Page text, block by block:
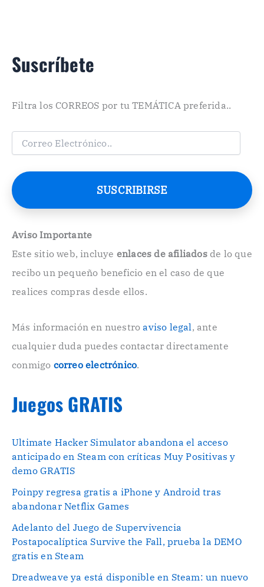
Suscríbete
Filtra los CORREOS por tu TEMÁTICA preferida..
C
e
o
e
t
ó
n
o
.
SUSCRIBIRSE
Aviso Importante
Este sitio web, incluye enlaces de afiliadosde lo que
recibo un pequeño beneficio en el caso de que
realices compras desde ellos.
Más información en nuestroaviso legal , ante
cualquier duda puedes contactar directamente
conmigo correo electrónico.
Juegos GRATIS
Ultimate Hacker Simulator abandona el acceso
anticipado en Steam con críticas Muy Positivas y
demo GRATIS
Poinpy regresa gratis a iPhone y Android tras
abandonar Netflix Games
Adelanto del Juego de Supervivencia
Postapocalíptica Survive the Fall, prueba la DEMO
gratis en Steam
Dreadweave ya está disponible en Steam: un nuevo